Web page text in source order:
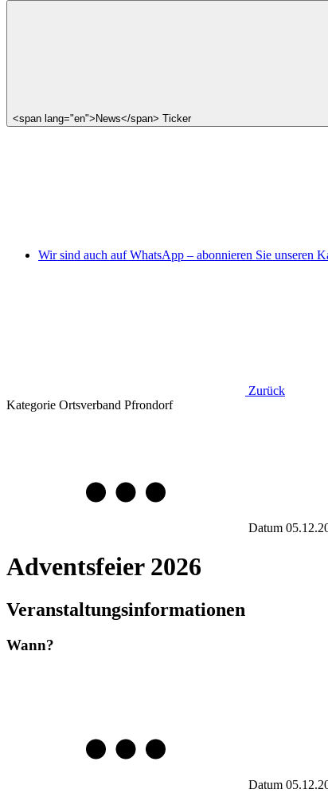
<span lang="en">News</span> Ticker
Wir sind auch auf WhatsApp – abonnieren Sie unseren
Zurück
Kategorie Ortsverband Pfrondorf
Datum
Adventsfeier 2026
Veranstaltungsinformationen
Wann?
Datum